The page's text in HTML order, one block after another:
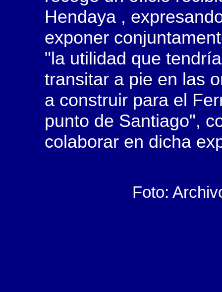
Hendaya ,
exponer
"la utilidad que
transitar a pie en las
a construir para el
punto de Santiago",
colaborar en dicha
Foto: